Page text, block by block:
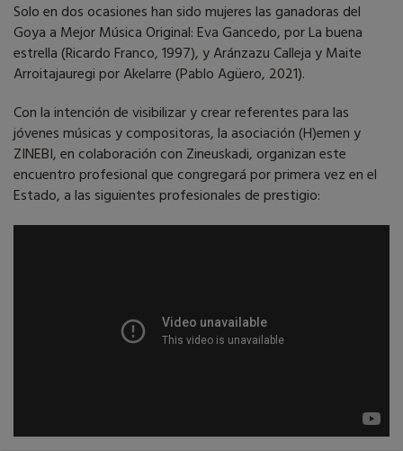
Solo en dos ocasiones han sido mujeres las ganadoras del
Goya a Mejor Música Original: Eva Gancedo, por La buena
estrella (Ricardo Franco, 1997), y Aránzazu Calleja y Maite
Arroitajauregi por Akelarre (Pablo Agüero, 2021).
Con la intención de visibilizar y crear referentes para las
jóvenes músicas y compositoras, la asociación (H)emen y
ZINEBI, en colaboración con Zineuskadi, organizan este
encuentro profesional que congregará por primera vez en el
Estado, a las siguientes profesionales de prestigio: